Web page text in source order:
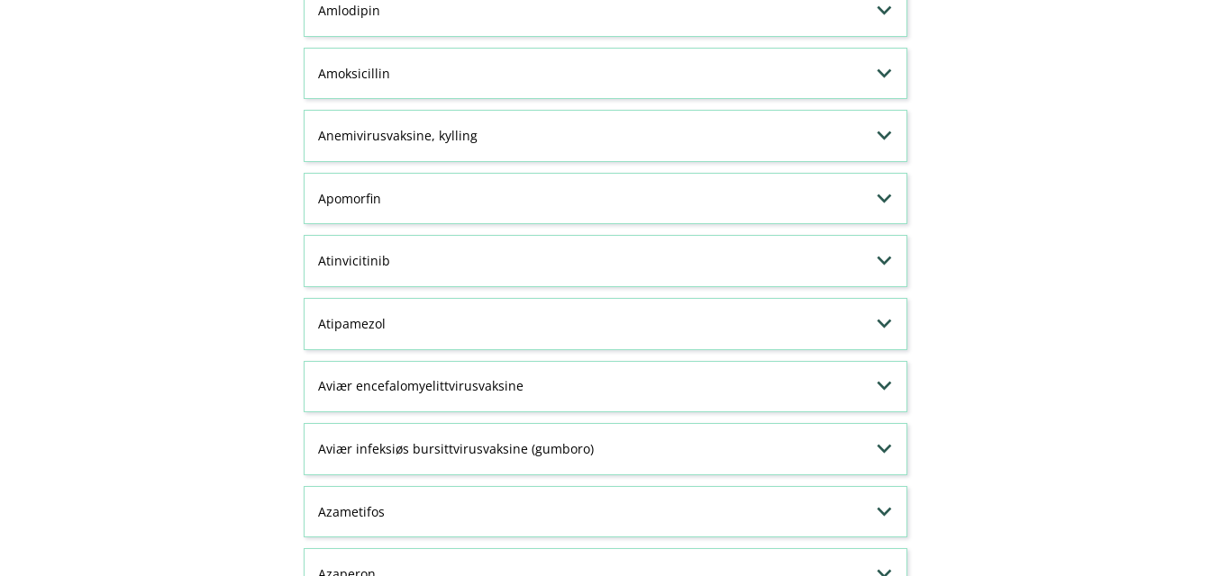
Amlodipin
Amoksicillin
Anemivirusvaksine, kylling
Apomorfin
Atinvicitinib
Atipamezol
Aviær encefalomyelittvirusvaksine
Aviær infeksiøs bursittvirusvaksine (gumboro)
Azametifos